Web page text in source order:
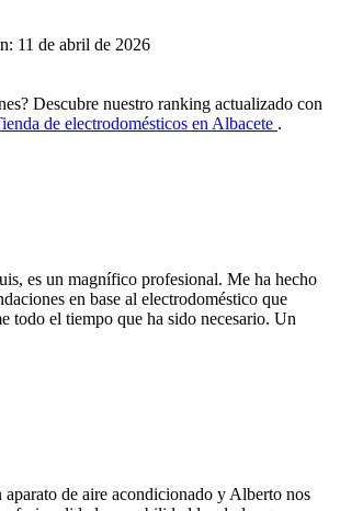
11 de abril de 2026
Descubre nuestro ranking actualizado con
de electrodomésticos en Albacete .
es un magnífico profesional. Me ha hecho
en base al electrodoméstico que
todo el tiempo que ha sido necesario. Un
de aire acondicionado y Alberto nos